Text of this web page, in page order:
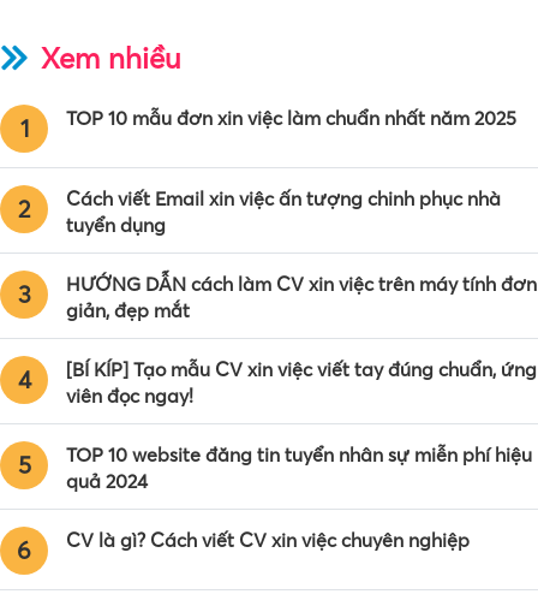
Xem nhiều
1 TOP 10 mẫu đơn xin việc làm chuẩn nhất năm 2025
2
Cách viết Email xin việc ấn tượng chinh phục nhà
tuyển dụng
3
HƯỚNG DẪN cách làm CV xin việc trên máy tính đơn
giản, đẹp mắt
4
[BÍ KÍP] Tạo mẫu CV xin việc viết tay đúng chuẩn, ứng
viên đọc ngay!
5
TOP 10 website đăng tin tuyển nhân sự miễn phí hiệu
quả 2024
6 CV là gì? Cách viết CV xin việc chuyên nghiệp